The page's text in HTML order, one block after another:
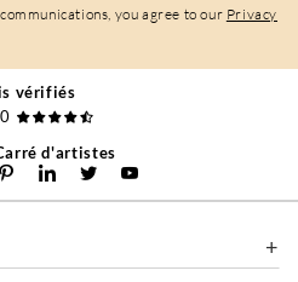
you agree to our Privacy
vérifiés
d'artistes